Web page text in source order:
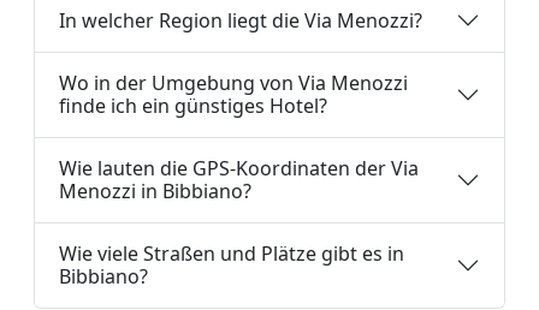
In welcher Region liegt die Via Menozzi?
Wo in der Umgebung von Via Menozzi
finde ich ein günstiges Hotel?
Wie lauten die GPS-Koordinaten der Via
Menozzi in Bibbiano?
Wie viele Straßen und Plätze gibt es in
Bibbiano?